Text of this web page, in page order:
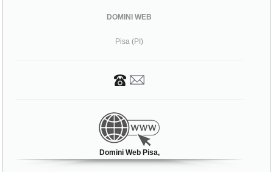
DOMINI WEB
Pisa (PI)
Domini Web Pisa,